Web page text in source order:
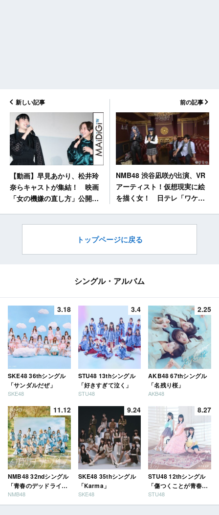
新しい記事
【動画】早見あかり、松井玲
奈らキャストが集結！ 映画
「女の機嫌の直し方」公開記
前の記事
NMB48 渋谷凪咲が出演、VR
アーティスト！仮想現実に絵
を描く女！ 日テレ「ワケあ
トップページに戻る
シングル・アルバム
3.18
SKE48 36thシングル
「サンダルだぜ」
SKE48
3.4
STU48 13thシングル
「好きすぎて泣く」
STU48
2.25
AKB48 67thシングル
「名残り桜」
AKB48
11.12
NMB48 32ndシングル
「青春のデッドライ
ン」
NMB48
9.24
SKE48 35thシングル
「Karma」
SKE48
8.27
STU48 12thシングル
「傷つくことが青春
だ」
STU48